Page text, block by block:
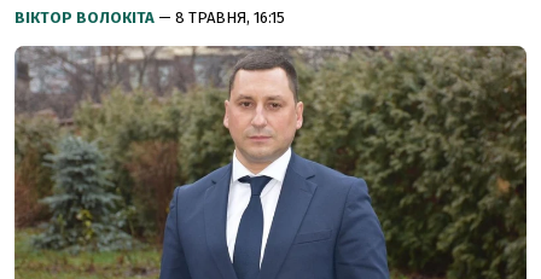
ВІКТОР ВОЛОКІТА — 8 ТРАВНЯ, 16:15